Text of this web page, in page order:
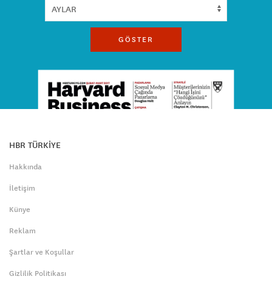
GÖSTER
HBR TÜRKİYE
Hakkında
İletişim
Künye
Reklam
Şartlar ve Koşullar
Gizlilik Politikası